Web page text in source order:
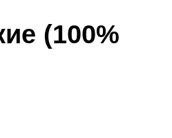
(100%